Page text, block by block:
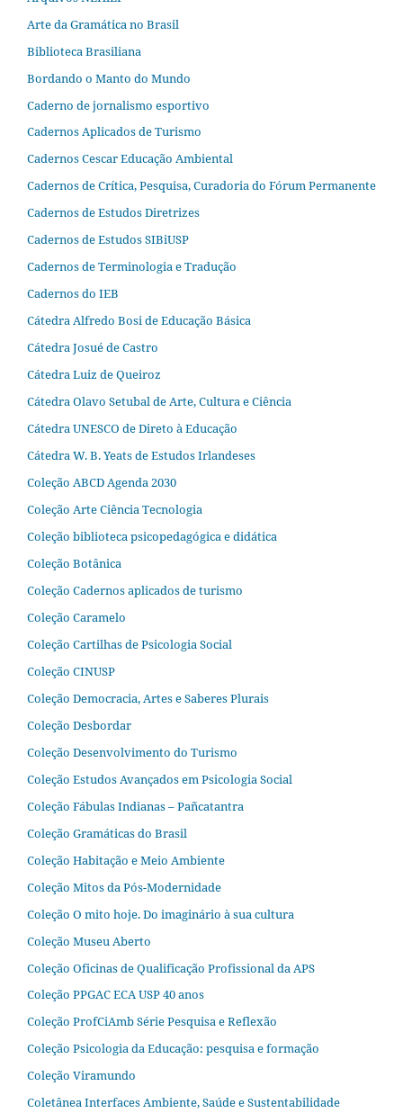
Arte da Gramática no Brasil
Biblioteca Brasiliana
Bordando o Manto do Mundo
Caderno de jornalismo esportivo
Cadernos Aplicados de Turismo
Cadernos Cescar Educação Ambiental
Cadernos de Crítica, Pesquisa, Curadoria do Fórum Permanente
Cadernos de Estudos Diretrizes
Cadernos de Estudos SIBiUSP
Cadernos de Terminologia e Tradução
Cadernos do IEB
Cátedra Alfredo Bosi de Educação Básica
Cátedra Josué de Castro
Cátedra Luiz de Queiroz
Cátedra Olavo Setubal de Arte, Cultura e Ciência
Cátedra UNESCO de Direto à Educação
Cátedra W. B. Yeats de Estudos Irlandeses
Coleção ABCD Agenda 2030
Coleção Arte Ciência Tecnologia
Coleção biblioteca psicopedagógica e didática
Coleção Botânica
Coleção Cadernos aplicados de turismo
Coleção Caramelo
Coleção Cartilhas de Psicologia Social
Coleção CINUSP
Coleção Democracia, Artes e Saberes Plurais
Coleção Desbordar
Coleção Desenvolvimento do Turismo
Coleção Estudos Avançados em Psicologia Social
Coleção Fábulas Indianas – Pañcatantra
Coleção Gramáticas do Brasil
Coleção Habitação e Meio Ambiente
Coleção Mitos da Pós-Modernidade
Coleção O mito hoje. Do imaginário à sua cultura
Coleção Museu Aberto
Coleção Oficinas de Qualificação Profissional da APS
Coleção PPGAC ECA USP 40 anos
Coleção ProfCiAmb Série Pesquisa e Reflexão
Coleção Psicologia da Educação: pesquisa e formação
Coleção Viramundo
Coletânea Interfaces Ambiente, Saúde e Sustentabilidade